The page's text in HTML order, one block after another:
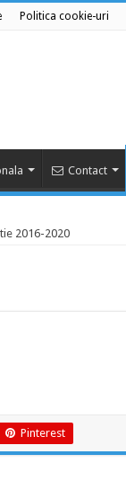
Politica cookie-uri
Contact
2016-2020
Pinterest